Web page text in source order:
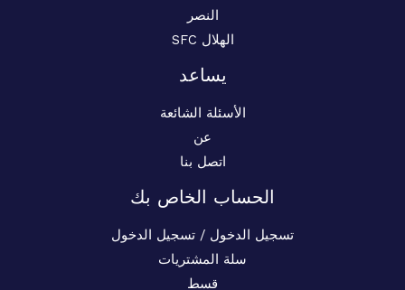
النصر
الهلال SFC
يساعد
الأسئلة الشائعة
عن
اتصل بنا
الحساب الخاص بك
تسجيل الدخول / تسجيل الدخول
سلة المشتريات
قسط